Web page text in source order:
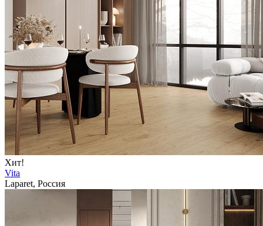
Хит!
Vita
Laparet, Россия